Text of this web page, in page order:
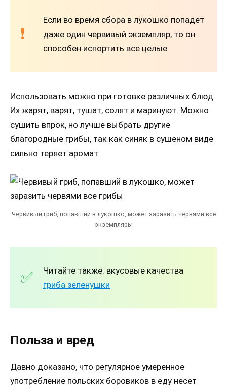
Если во время сбора в лукошко попадет
даже один червивый экземпляр, то он
способен испортить все целые.
Использовать можно при готовке различных блюд.
Их жарят, варят, тушат, солят и маринуют. Можно
сушить впрок, но лучше выбрать другие
благородные грибы, так как синяк в сушеном виде
сильно теряет аромат.
Червивый гриб, попавший в лукошко, может заразить червями все
экземпляры
Читайте также: вкусовые качества
гриба зеленушки
Польза и вред
Давно доказано, что регулярное умеренное
употребление польских боровиков в еду несет